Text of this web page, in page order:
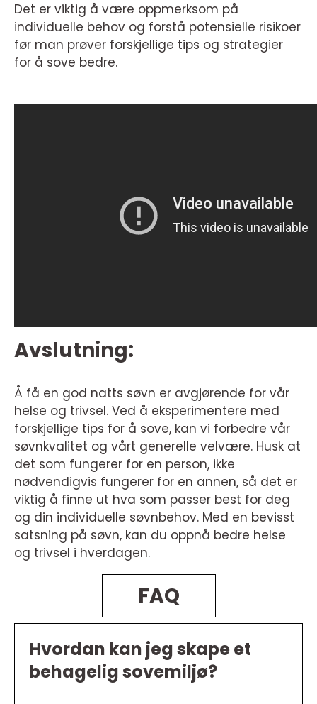
Det er viktig å være oppmerksom på
individuelle behov og forstå potensielle risikoer
før man prøver forskjellige tips og strategier
for å sove bedre.
Avslutning:
Å få en god natts søvn er avgjørende for vår
helse og trivsel. Ved å eksperimentere med
forskjellige tips for å sove, kan vi forbedre vår
søvnkvalitet og vårt generelle velvære. Husk at
det som fungerer for en person, ikke
nødvendigvis fungerer for en annen, så det er
viktig å finne ut hva som passer best for deg
og din individuelle søvnbehov. Med en bevisst
satsning på søvn, kan du oppnå bedre helse
og trivsel i hverdagen.
FAQ
Hvordan kan jeg skape et
behagelig sovemiljø?